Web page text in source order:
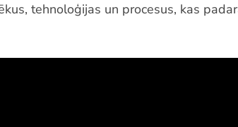
tehnoloģijas un procesus, kas